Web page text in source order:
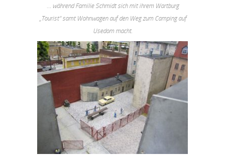
… während Familie Schmidt sich mit ihrem Wartburg
„Tourist“ samt Wohnwagen auf den Weg zum Camping auf
Usedom macht.